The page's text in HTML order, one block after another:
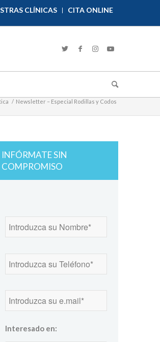
CLÍNICAS CITA ONLINE
/ Newsletter – Especial Rodillas y Codos
INFÓRMATE SIN
COMPROMISO
Interesado en: